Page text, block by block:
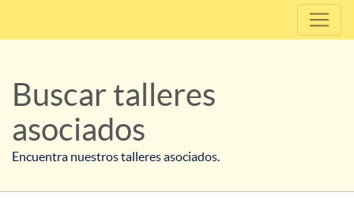
Buscar talleres
asociados
Encuentra nuestros talleres asociados.